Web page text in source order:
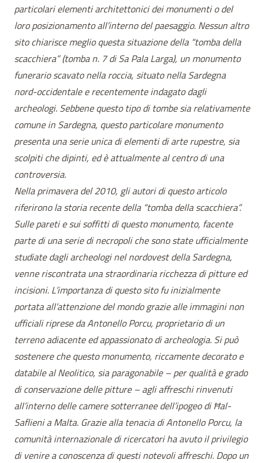
particolari elementi architettonici dei monumenti o del
loro posizionamento all’interno del paesaggio. Nessun altro
sito chiarisce meglio questa situazione della “tomba della
scacchiera” (tomba n. 7 di Sa Pala Larga), un monumento
funerario scavato nella roccia, situato nella Sardegna
nord-occidentale e recentemente indagato dagli
archeologi. Sebbene questo tipo di tombe sia relativamente
comune in Sardegna, questo particolare monumento
presenta una serie unica di elementi di arte rupestre, sia
scolpiti che dipinti, ed è attualmente al centro di una
controversia.
Nella primavera del 2010, gli autori di questo articolo
riferirono la storia recente della “tomba della scacchiera”.
Sulle pareti e sui soffitti di questo monumento, facente
parte di una serie di necropoli che sono state ufficialmente
studiate dagli archeologi nel nordovest della Sardegna,
venne riscontrata una straordinaria ricchezza di pitture ed
incisioni. L’importanza di questo sito fu inizialmente
portata all’attenzione del mondo grazie alle immagini non
ufficiali riprese da Antonello Porcu, proprietario di un
terreno adiacente ed appassionato di archeologia. Si può
sostenere che questo monumento, riccamente decorato e
databile al Neolitico, sia paragonabile – per qualità e grado
di conservazione delle pitture – agli affreschi rinvenuti
all’interno delle camere sotterranee dell’ipogeo di Ħal-
Saflieni a Malta. Grazie alla tenacia di Antonello Porcu, la
comunità internazionale di ricercatori ha avuto il privilegio
di venire a conoscenza di questi notevoli affreschi. Dopo un